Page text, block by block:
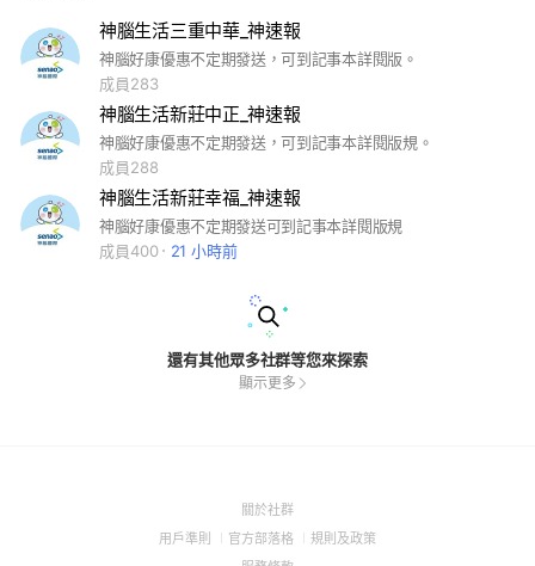
神腦生活三重中華_神速報
神腦好康優惠不定期發送，可到記事本詳閱版。
成員283
神腦生活新莊中正_神速報
神腦好康優惠不定期發送，可到記事本詳閱版規。
成員288
神腦生活新莊幸福_神速報
神腦好康優惠不定期發送可到記事本詳閱版規
成員400
21 小時前
還有其他眾多社群等您來探索
顯示更多
關於社群(Open
用戶準則
(Open
官方部落格
(Open
規則及政策(Open